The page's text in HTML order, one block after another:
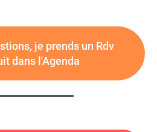
je prends un Rdv
dans l'Agenda